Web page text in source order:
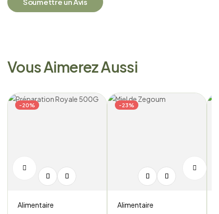
Vous Aimerez Aussi
-20%
Alimentaire
-23%
Alimentaire